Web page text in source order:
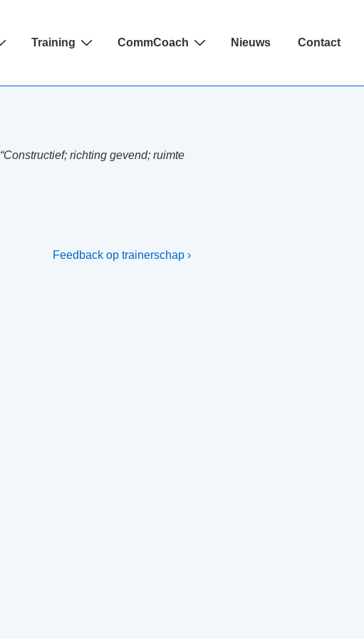
Training CommCoach Nieuws Contact
“Constructief; richting gevend; ruimte
Volgende
Feedback op trainerschap ›